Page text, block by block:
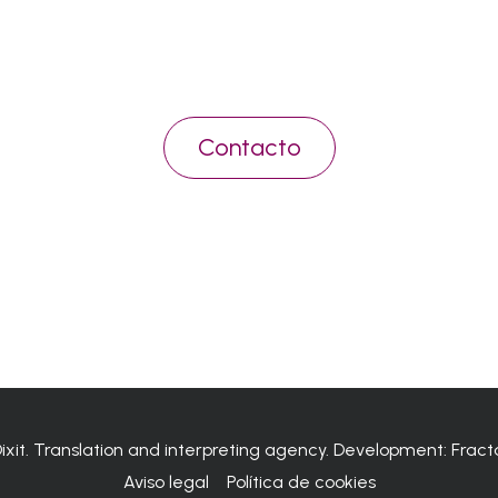
Contacto
Translation and interpreting agency. Development:
Aviso legal
Política de cookies